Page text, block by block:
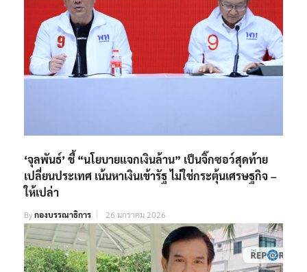
‘จุลพันธ์’ ชี้ “นโยบายแจกเงินล้าน” เป็นจิ๊กซอว์สุดท้าย
เปลี่ยนประเทศ เน้นหาเงินเข้ารัฐ ไม่ใช่กระตุ้นเศรษฐกิจ –
ให้เปล่า
Byกองบรรณาธิการ 26 มกราคม 2026